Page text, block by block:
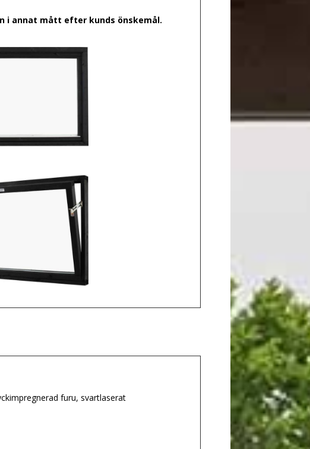
i annat mått efter kunds önskemål.
furu, svartlaserat